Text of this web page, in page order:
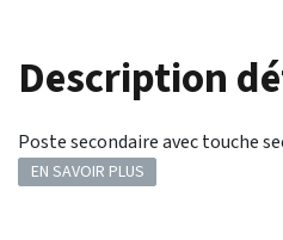
Description
Poste secondaire avec touche
EN SAVOIR PLUS